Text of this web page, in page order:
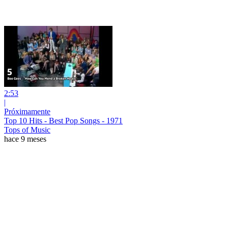
2:53
|
Próximamente
Top 10 Hits - Best Pop Songs - 1971
Tops of Music
hace 9 meses